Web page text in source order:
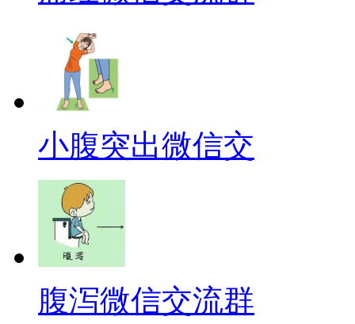
小腹突出微信交
腹泻微信交流群